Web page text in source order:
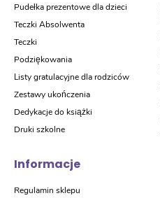
Pudełka prezentowe dla dzieci
Teczki Absolwenta
Teczki
Podziękowania
Listy gratulacyjne dla rodziców
Zestawy ukończenia
Dedykacje do książki
Druki szkolne
Informacje
Regulamin sklepu